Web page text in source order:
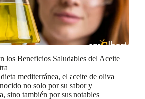
los Beneficios Saludables del Aceite
mediterránea, el aceite de oliva
no solo por su sabor y
sino también por sus notables